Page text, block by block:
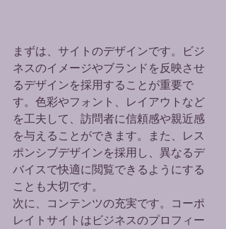
まずは、サイトのデザインです。ビジ
ネスのイメージやブランドを反映させ
るデザインを採用することが重要で
す。色彩やフォント、レイアウトなど
を工夫して、訪問者に信頼感や親近感
を与えることができます。また、レス
ポンシブデザインを採用し、異なるデ
バイスで快適に閲覧できるようにする
ことも大切です。
次に、コンテンツの充実です。コーポ
レイトサイトはビジネスのプロフィー